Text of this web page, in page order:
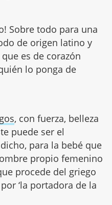
Sobre todo para una
de origen latino y
es de corazón
lo ponga de
, con fuerza, belleza
puede ser el
para la bebé que
propio femenino
procede del griego
‘la portadora de la